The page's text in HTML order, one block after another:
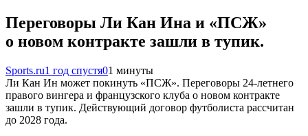
Переговоры Ли Кан Ина и «ПСЖ»
о новом контракте зашли в тупик.
Sports.ru1 год спустя01 минуты
Ли Кан Ин может покинуть «ПСЖ». Переговоры 24-летнего
правого вингера и французского клуба о новом контракте
зашли в тупик. Действующий договор футболиста рассчитан
до 2028 года.